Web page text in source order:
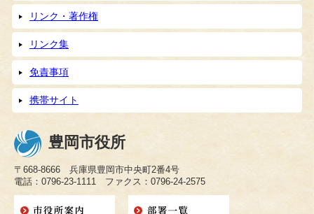
リンク・著作権
リンク集
免責事項
携帯サイト
豊岡市役所
〒668-8666 兵庫県豊岡市中央町2番4号
電話：0796-23-1111 ファクス：0796-24-2575